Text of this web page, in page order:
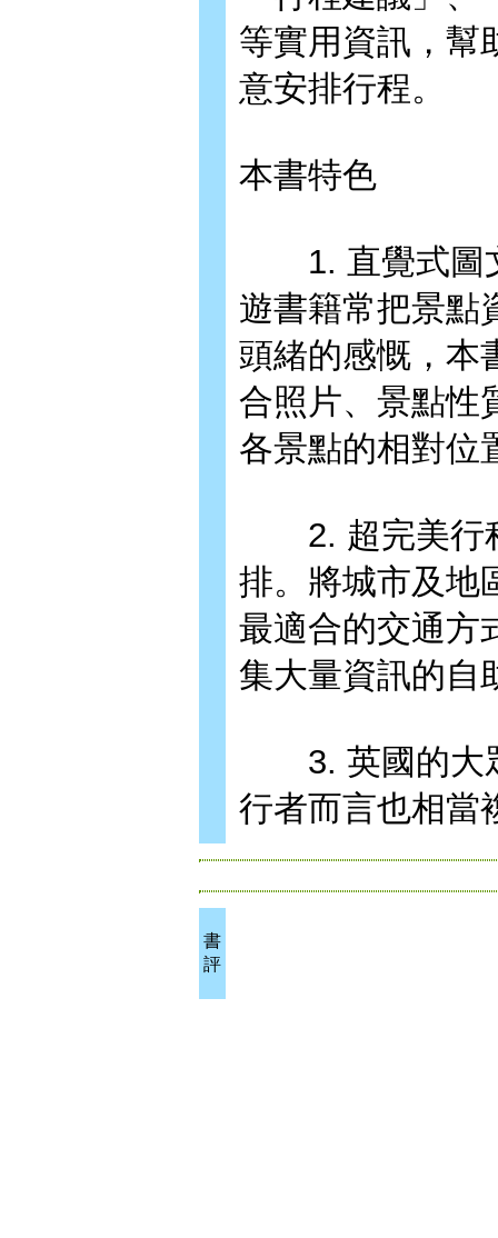
等實用資訊，幫
意安排行程。
本書特色
1. 直覺式圖文
遊書籍常把景點
頭緒的感慨，本
合照片、景點性
各景點的相對位
2. 超完美行程
排。將城市及地
最適合的交通方
集大量資訊的自
3. 英國的大眾
行者而言也相當
書
評